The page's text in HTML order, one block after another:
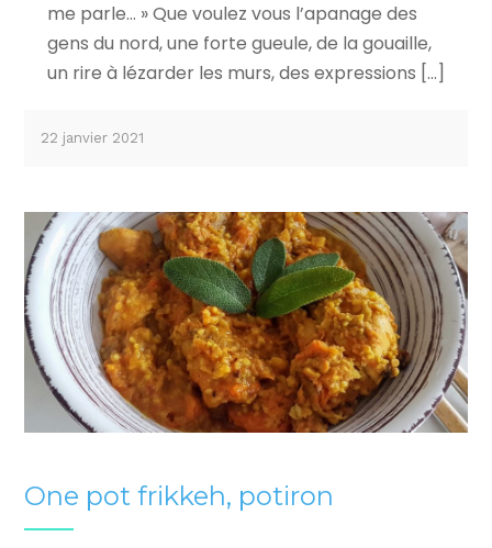
me parle… » Que voulez vous l’apanage des
gens du nord, une forte gueule, de la gouaille,
un rire à lézarder les murs, des expressions […]
22 janvier 2021
One pot frikkeh, potiron